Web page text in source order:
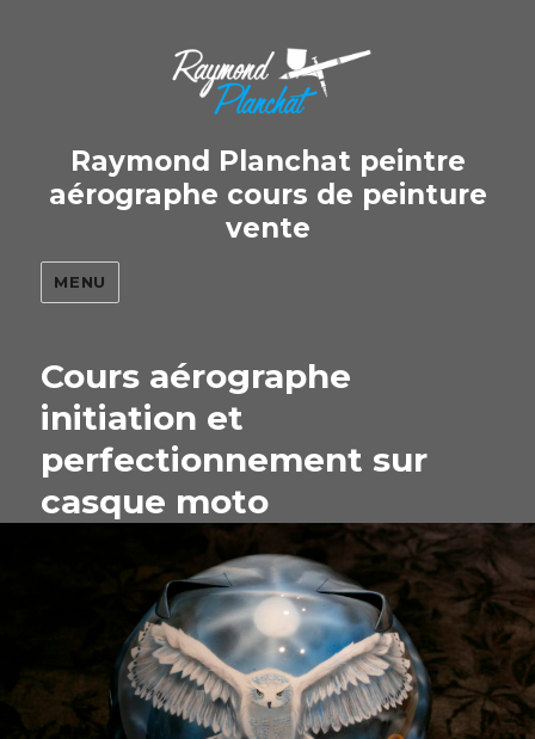
Raymond Planchat peintre
aérographe cours de peinture
vente
MENU
Cours aérographe
initiation et
perfectionnement sur
casque moto